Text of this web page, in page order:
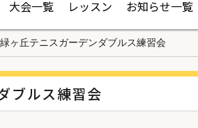
大会一覧 レッスン お知らせ一覧
緑ヶ丘テニスガーデンダブルス練習会
ブルス練習会